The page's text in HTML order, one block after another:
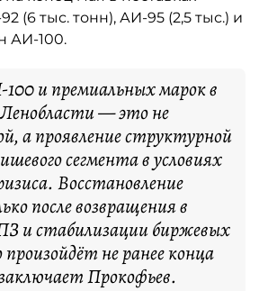
(6 тыс. тонн), АИ-95 (2,5 тыс.) и
АИ-100.
и премиальных марок в
— это не
а проявление структурной
сегмента в условиях
Восстановление
после возвращения в
и стабилизации биржевых
не ранее конца
Прокофьев.